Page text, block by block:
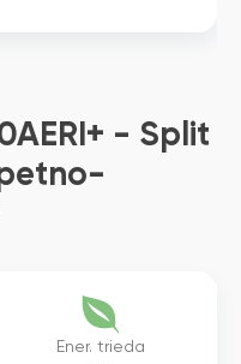
- Split
Ener. trieda